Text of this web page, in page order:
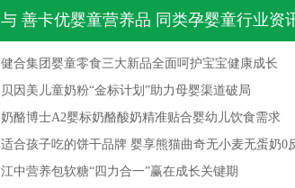
与 善卡优婴童营养品 同类孕婴童行业资
健合集团婴童零食三大新品全面呵护宝宝健康成长
贝因美儿童奶粉“金标计划”助力母婴渠道破局
奶酪博士A2婴标奶酪酸奶精准贴合婴幼儿饮食需求
适合孩子吃的饼干品牌 婴享熊猫曲奇无小麦无蛋奶0
江中营养包软糖“四力合一”赢在成长关键期